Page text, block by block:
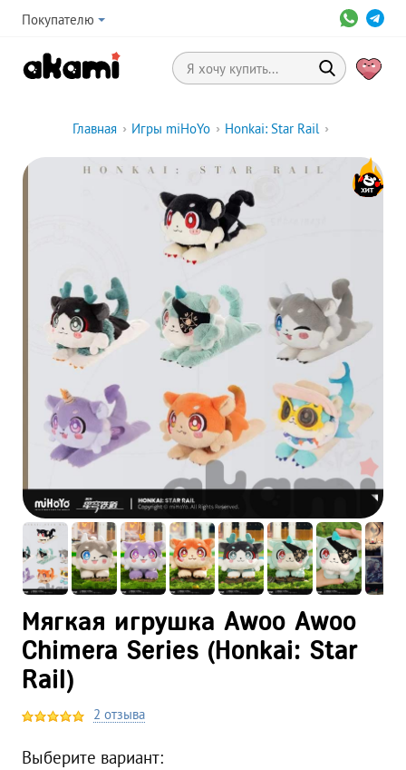
Покупателю
Главная › Игры miHoYo › Honkai: Star Rail ›
Мягкая игрушка Awoo Awoo
Chimera Series (Honkai: Star
Rail)
2 отзыва
Выберите вариант: